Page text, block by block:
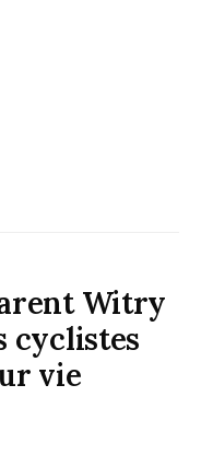
Witry
cyclistes
vie